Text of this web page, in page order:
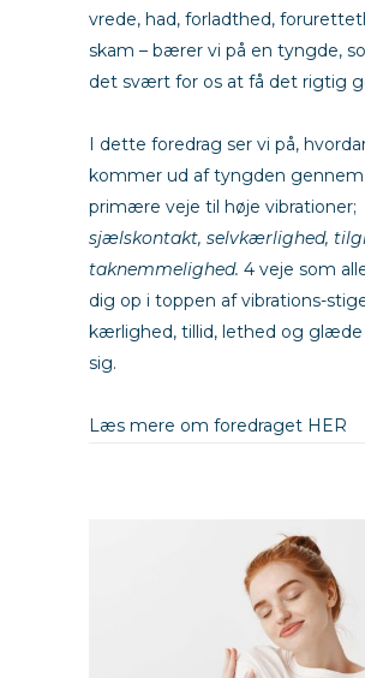
vrede, had, forladthed,
skam – bærer vi på en tyngde,
det svært for os at få det rigtig
I dette foredrag ser vi på,
kommer ud af tyngden
primære veje til høje vibrationer;
sjælskontakt, selvkærlighed,
taknemmelighed. 4 veje som
dig op i toppen af vibrations-
kærlighed, tillid, lethed og
sig.
Læs mere om foredraget HER